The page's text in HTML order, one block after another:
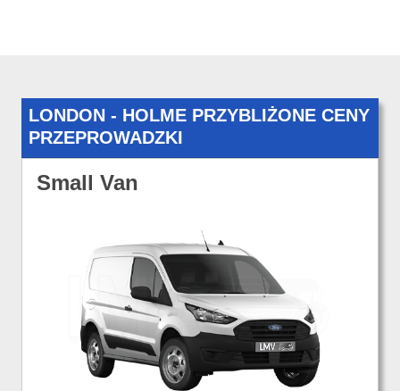
LONDON - HOLME PRZYBLIŻONE CENY
PRZEPROWADZKI
Small Van